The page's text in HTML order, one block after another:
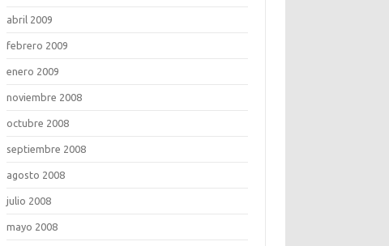
abril 2009
febrero 2009
enero 2009
noviembre 2008
octubre 2008
septiembre 2008
agosto 2008
julio 2008
mayo 2008